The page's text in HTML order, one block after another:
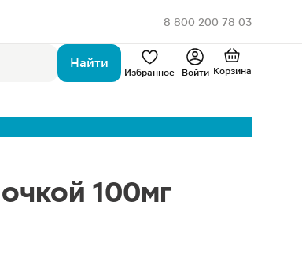
8 800 200 78 03
Найти
Избранное Войти Корзина
100мг